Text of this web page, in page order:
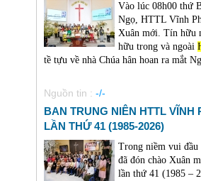
Vào lúc 08h00 thứ
Ngọ, HTTL Vĩnh
Xuân mới. Tín hữu
hữu trong và ngoài
tề tựu về nhà Chúa hân hoan ra mắt
Nguồn tin : -/-
BAN TRUNG NIÊN HTTL
LẦN THỨ 41 (1985-2026)
Trong niềm vui
đã đón chào Xuân
lần thứ 41 (1985 –